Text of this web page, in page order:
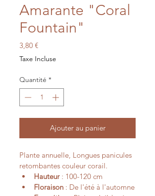
Amarante "Coral
Fountain"
3,80 €Prix
Taxe Incluse
Quantité *
Ajouter au panier
Plante annuelle, Longues panicules
retombantes couleur corail.
Hauteur : 100-120 cm
Floraison : De l'été à l'automne